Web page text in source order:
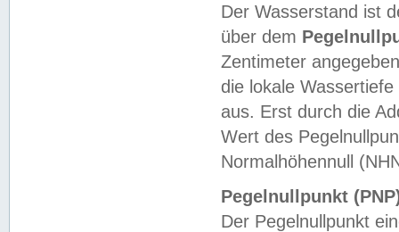
Der Wasserstand ist
über dem
Zentimeter
die lokale
aus. Erst durch die
Wert des
Normalhöhennull
Pegelnullpunkt
Der Pegelnullpunkt